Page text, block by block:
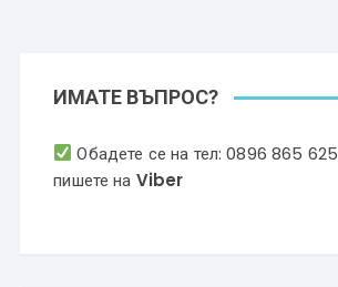
ИМАТЕ ВЪПРОС?
Обадете се на тел:0896 865 625
пишете на Viber